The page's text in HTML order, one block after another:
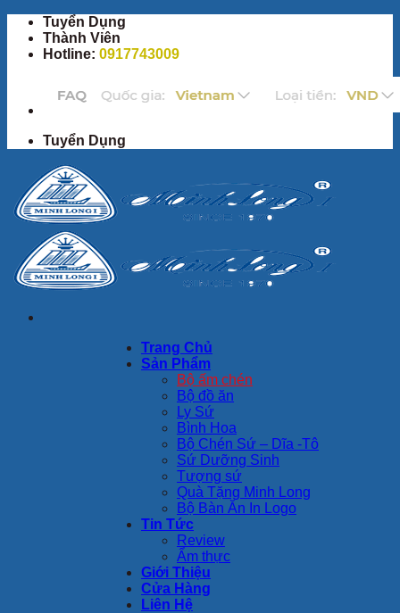
qua
Tuyển Dụng
Thành Viên
Hotline: 0917743009
Tuyển Dụng
Trang Chủ
Sản Phẩm
Bộ ấm chén
Bộ đồ ăn
Ly Sứ
Bình Hoa
Bộ Chén Sứ – Dĩa -Tô
Sứ Dưỡng Sinh
Tượng sứ
Quà Tặng Minh Long
Bộ Bàn Ăn In Logo
Tin Tức
Review
Ẩm thực
Giới Thiệu
Cửa Hàng
Liên Hệ